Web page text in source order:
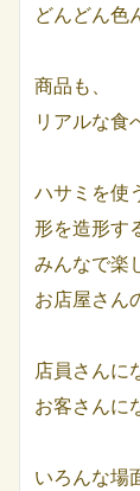
どんどん色
商品も、
リアルな食
ハサミを使
形を造形す
みんなで楽
お店屋さん
店員さんに
お客さんに
いろんな場